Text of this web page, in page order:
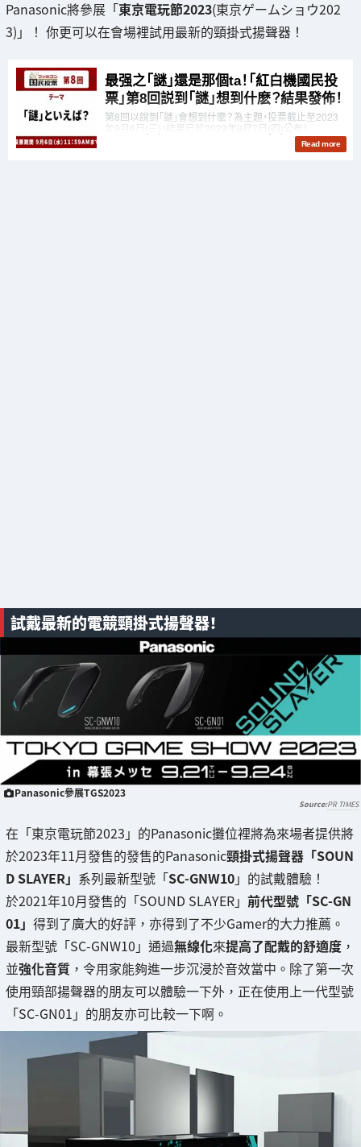
Panasonic將參展「東京電玩節2023(東京ゲームショウ202
3)」！ 你更可以在會場裡試用最新的頸掛式揚聲器！
試戴最新的電競頸掛式揚聲器！
Panasonic參展TGS2023
PR TIMES
在「東京電玩節2023」的Panasonic攤位裡將為來場者提供將
於2023年11月發售的發售的Panasonic頸掛式揚聲器「SOUN
D SLAYER」 系列最新型號「SC-GNW10」的試戴體驗！
於2021年10月發售的「SOUND SLAYER」 前代型號「SC-GN
01」 得到了廣大的好評，亦得到了不少Gamer的大力推薦。
最新型號「SC-GNW10」通過無線化來提高了配戴的舒適度 ，
並強化音質 ，令用家能夠進一步沉浸於音效當中。除了第一次
使用頸部揚聲器的朋友可以體驗一下外，正在使用上一代型號
「SC-GN01」的朋友亦可比較一下啊。